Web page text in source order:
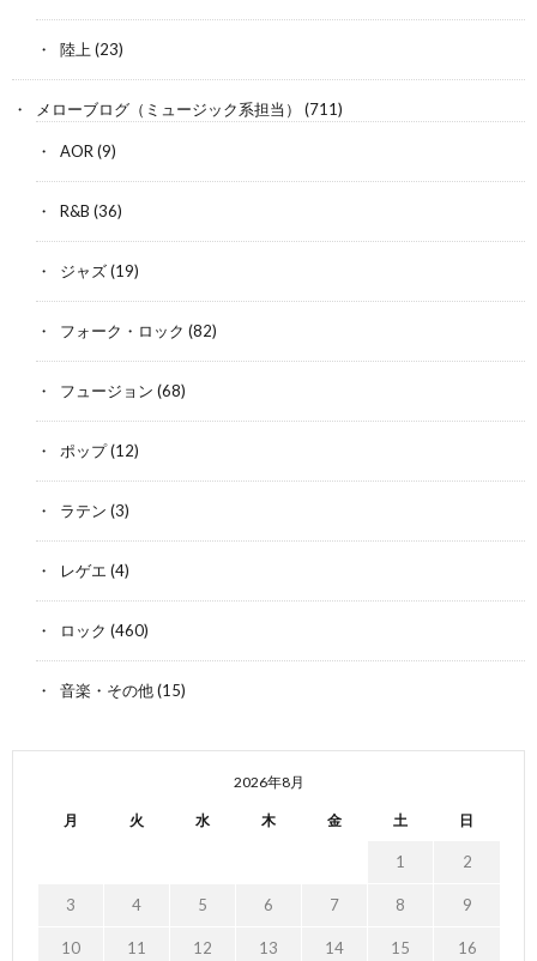
陸上 (23)
メローブログ（ミュージック系担当） (711)
AOR (9)
R&B (36)
ジャズ(19)
フォーク・ロック (82)
フュージョン (68)
ポップ(12)
ラテン (3)
レゲエ (4)
ロック (460)
音楽・その他(15)
2026年8月
月 火 水 木 金 土 日
1 2
3 4 5 6 7 8 9
10 11 12 13 14 15 16